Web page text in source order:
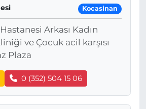
Kocasinan
Arkası Kadın
ve Çocuk acil karşısı
Plaza
0 (352) 504 15 06